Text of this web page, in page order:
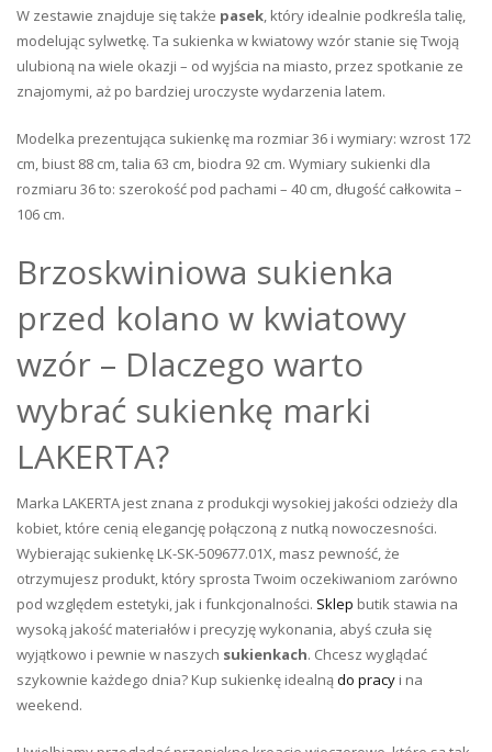
W zestawie znajduje się także pasek, który idealnie podkreśla talię,
modelując sylwetkę. Ta sukienka w kwiatowy wzór stanie się Twoją
ulubioną na wiele okazji – od wyjścia na miasto, przez spotkanie ze
znajomymi, aż po bardziej uroczyste wydarzenia latem.
Modelka prezentująca sukienkę ma rozmiar 36 i wymiary: wzrost 172
cm, biust 88 cm, talia 63 cm, biodra 92 cm. Wymiary sukienki dla
rozmiaru 36 to: szerokość pod pachami – 40 cm, długość całkowita –
106 cm.
Brzoskwiniowa sukienka
przed kolano w kwiatowy
wzór – Dlaczego warto
wybrać sukienkę marki
LAKERTA?
Marka LAKERTA jest znana z produkcji wysokiej jakości odzieży dla
kobiet, które cenią elegancję połączoną z nutką nowoczesności.
Wybierając sukienkę LK-SK-509677.01X, masz pewność, że
otrzymujesz produkt, który sprosta Twoim oczekiwaniom zarówno
pod względem estetyki, jak i funkcjonalności. Sklep butik stawia na
wysoką jakość materiałów i precyzję wykonania, abyś czuła się
wyjątkowo i pewnie w naszych sukienkach. Chcesz wyglądać
szykownie każdego dnia? Kup sukienkę idealnądo pracy i na
weekend.